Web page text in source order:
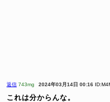
返信 743mg 2024年03月14日 00:16
これは分からんな。